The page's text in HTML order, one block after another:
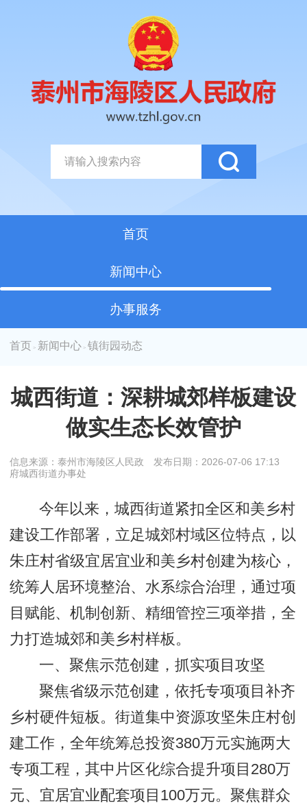
首页
新闻中心
办事服务
首页 > 新闻中心 >镇街园动态
城西街道：深耕城郊样板建设
做实生态长效管护
信息来源：泰州市海陵区人民政
府城西街道办事处
发布日期：2026-07-06 17:13
今年以来，城西街道紧扣全区和美乡村
建设工作部署，立足城郊村域区位特点，以
朱庄村省级宜居宜业和美乡村创建为核心，
统筹人居环境整治、水系综合治理，通过项
目赋能、机制创新、精细管控三项举措，全
力打造城郊和美乡村样板。
一、聚焦示范创建，抓实项目攻坚
聚焦省级示范创建，依托专项项目补齐
乡村硬件短板。街道集中资源攻坚朱庄村创
建工作，全年统筹总投资380万元实施两大
专项工程，其中片区化综合提升项目280万
元、宜居宜业配套项目100万元。聚焦群众